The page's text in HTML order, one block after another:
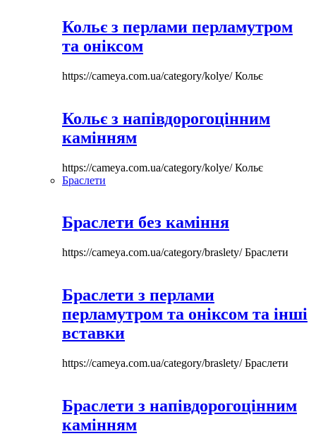
Кольє з перлами перламутром
та оніксом
https://cameya.com.ua/category/kolye/Кольє
Кольє з напівдорогоцінним
камінням
https://cameya.com.ua/category/kolye/Кольє
Браслети
Браслети без каміння
https://cameya.com.ua/category/braslety/Браслети
Браслети з перлами
перламутром та оніксом та інші
вставки
https://cameya.com.ua/category/braslety/Браслети
Браслети з напівдорогоцінним
камінням